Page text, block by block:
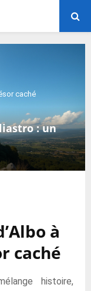
caché
: un
à
caché
histoire,